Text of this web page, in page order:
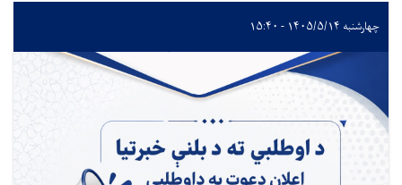
چهارشنبه ۱۴۰۵/۵/۱۴ - ۱۵:۴۰